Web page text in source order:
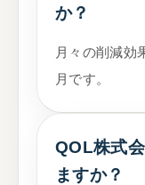
か？
月々の削減効
月です。
QOL株式
ますか？